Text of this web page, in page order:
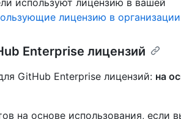
лицензию в организации
Enterprise лицензий
GitHub Enterprise лицензий: на
на основе использования, если